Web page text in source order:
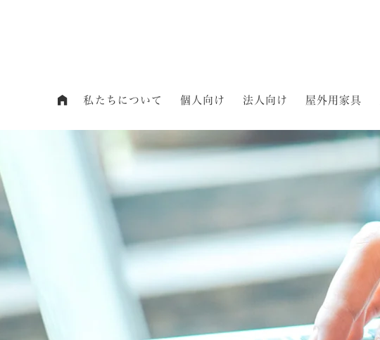
私たちについて 個人向け 法人向け 屋外用家具